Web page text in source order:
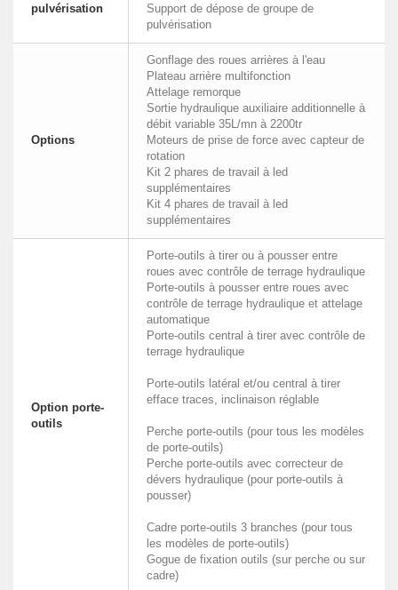
pulvérisation
Support de dépose de groupe de
pulvérisation
Options
Gonflage des roues arrières à l'eau
Plateau arrière multifonction
Attelage remorque
Sortie hydraulique auxiliaire additionnelle à
débit variable 35L/mn à 2200tr
Moteurs de prise de force avec capteur de
rotation
Kit 2 phares de travail à led
supplémentaires
Kit 4 phares de travail à led
supplémentaires
Option porte-
outils
Porte-outils à tirer ou à pousser entre
roues avec contrôle de terrage hydraulique
Porte-outils à pousser entre roues avec
contrôle de terrage hydraulique et attelage
automatique
Porte-outils central à tirer avec contrôle de
terrage hydraulique
Porte-outils latéral et/ou central à tirer
efface traces, inclinaison réglable
Perche porte-outils (pour tous les modèles
de porte-outils)
Perche porte-outils avec correcteur de
dévers hydraulique (pour porte-outils à
pousser)
Cadre porte-outils 3 branches (pour tous
les modèles de porte-outils)
Gogue de fixation outils (sur perche ou sur
cadre)